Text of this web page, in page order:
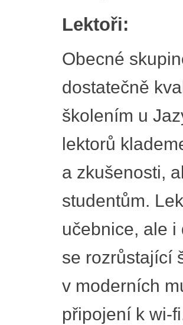
Lektoři:
Obecné
dostatečně
školením u
lektorů
a zkušenosti,
studentům.
učebnice, ale
se rozrůstající
v moderních
připojení k wi-